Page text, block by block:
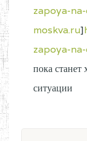
zapoya-
moskva.ru]
zapoya-
пока
ситуации